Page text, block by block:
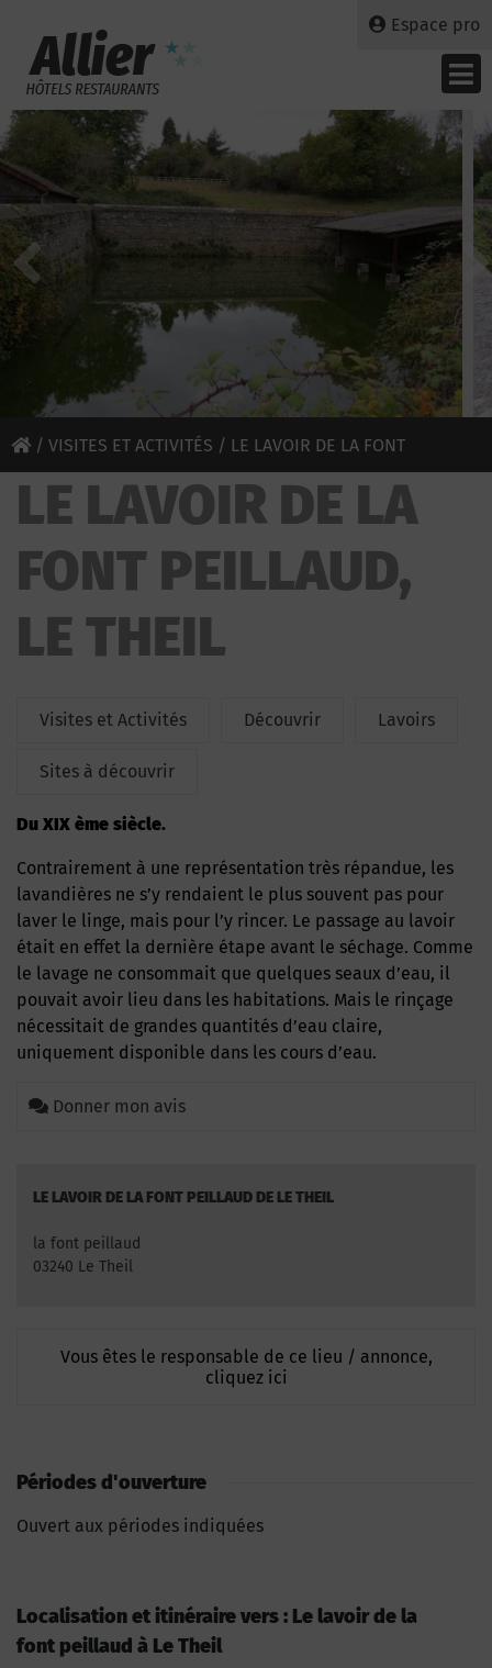
Espace pro
/ VISITES ET ACTIVITÉS / LE LAVOIR DE LA FONT
PEILLAUD
LE LAVOIR DE LA
FONT PEILLAUD,
LE THEIL
Visites et Activités Découvrir Lavoirs
Sites à découvrir
Du XIX ème siècle.
Contrairement à une représentation très répandue, les
lavandières ne s’y rendaient le plus souvent pas pour
laver le linge, mais pour l’y rincer. Le passage au lavoir
était en effet la dernière étape avant le séchage. Comme
le lavage ne consommait que quelques seaux d’eau, il
pouvait avoir lieu dans les habitations. Mais le rinçage
nécessitait de grandes quantités d’eau claire,
uniquement disponible dans les cours d’eau.
Donner mon avis
LE LAVOIR DE LA FONT PEILLAUD DE LE THEIL
la font peillaud
03240 Le Theil
Vous êtes le responsable de ce lieu / annonce,
cliquez ici
Périodes d'ouverture
Ouvert aux périodes indiquées
Localisation et itinéraire vers : Le lavoir de la
font peillaud à Le Theil